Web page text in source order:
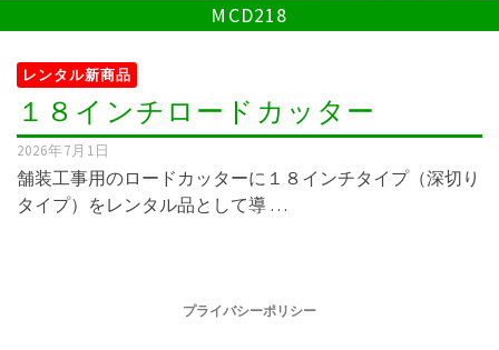
MCD218
レンタル新商品
１８インチロードカッター
2026年7月1日
舗装工事用のロードカッターに１８インチタイプ（深切り
タイプ）をレンタル品として導 …
プライバシーポリシー